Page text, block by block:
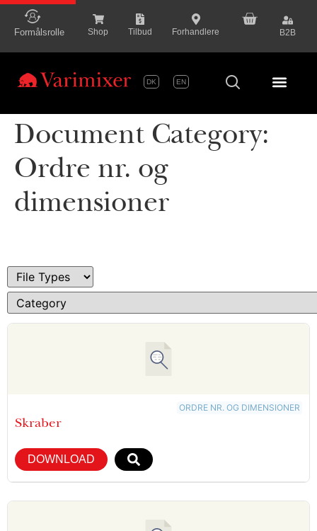
content
Formålsrolle Shop Tilbud Forhandlere B2B
DK EN
Document Category:
Ordre nr. og
dimensioner
ORDRE NR. OG DIMENSIONER
Skraber
DOWNLOAD